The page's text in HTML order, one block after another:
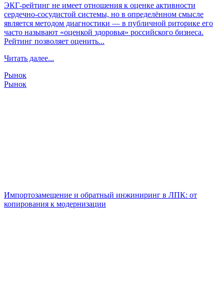
ЭКГ-рейтинг не имеет отношения к оценке активности
сердечно-сосудистой системы, но в определённом смысле
является методом диагностики — в публичной риторике его
часто называют «оценкой здоровья» российского бизнеса.
Рейтинг позволяет оценить...
Читать далее...
Рынок
Рынок
Импортозамещение и обратный инжиниринг в ЛПК: от
копирования к модернизации